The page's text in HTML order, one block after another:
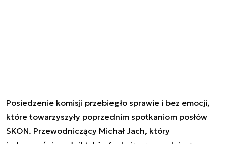
Posiedzenie komisji przebiegło sprawie i bez emocji,
które towarzyszyły poprzednim spotkaniom posłów
SKON. Przewodniczący Michał Jach, który